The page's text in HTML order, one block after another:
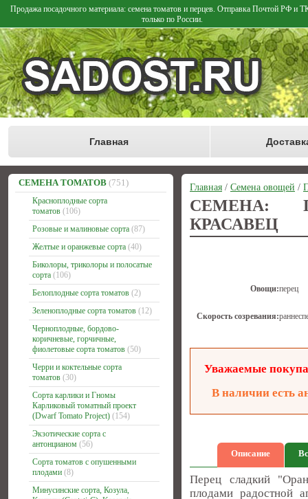
Продажа посадочного материала: семена томатов и перцев. Отправка Почтой РФ и
только по России.
Главная
СЕМЕНА ТОМАТОВ (751)
Красноплодные сорта
томатов (106)
Розовые и малиновые сорта (87)
Желтые и оранжевые сорта (40)
Биколоры, триколоры и полосатые
сорта (106)
Белоплодные сорта томатов (2)
Зеленоплодные сорта томатов (12)
Черноплодные, бордово-
коричневые, горчичные,
фиолетовые сорта томатов (50)
Черри и коктельные сорта
томатов (30)
Сорта карлики и Гномы
Карликовый томатный проект
(Dwarf Tomato Project) (154)
Экзотические сорта с
антонцианом (56)
Сорта томатов с опушенными
плодами (8)
Минусинские сорта, Козула,
Главная / Семена овощей /
СЕМЕНА:
КРАСАВЕЦ
Овощи:перец
Скорость созревания:
Уважаемые
В наличии есть
Описание
Перец сладкий
плодами радостной